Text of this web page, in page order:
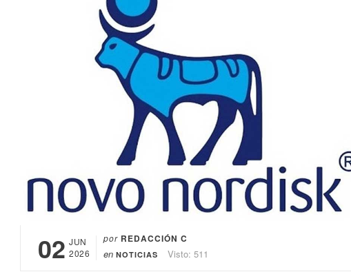
02 JUN
2026
por REDACCIÓN C
en NOTICIAS Visto: 511